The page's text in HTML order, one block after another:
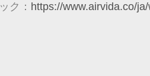
ク： https://www.airvida.co/